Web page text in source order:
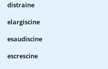
distraine
elargiscine
esaudiscine
escrescine